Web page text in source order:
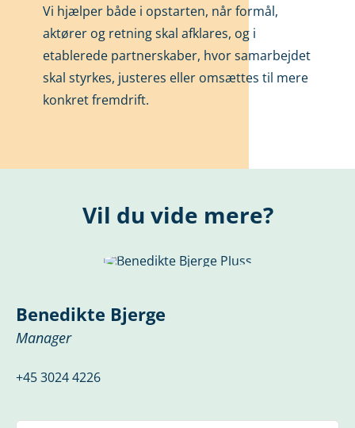
Vi hjælper både i opstarten, når formål,
aktører og retning skal afklares, og i
etablerede partnerskaber, hvor samarbejdet
skal styrkes, justeres eller omsættes til mere
konkret fremdrift.
Vil du vide mere?
Benedikte Bjerge
Manager
+45 3024 4226